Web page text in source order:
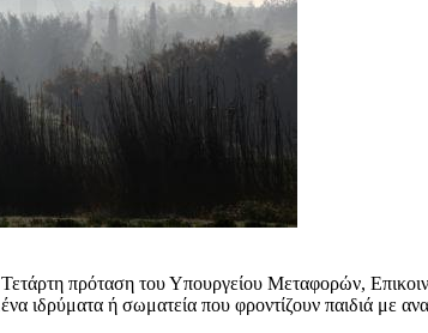
πρόταση του Υπουργείου Μεταφορών,
ιδρύματα ή σωματεία που φροντίζουν παιδιά με